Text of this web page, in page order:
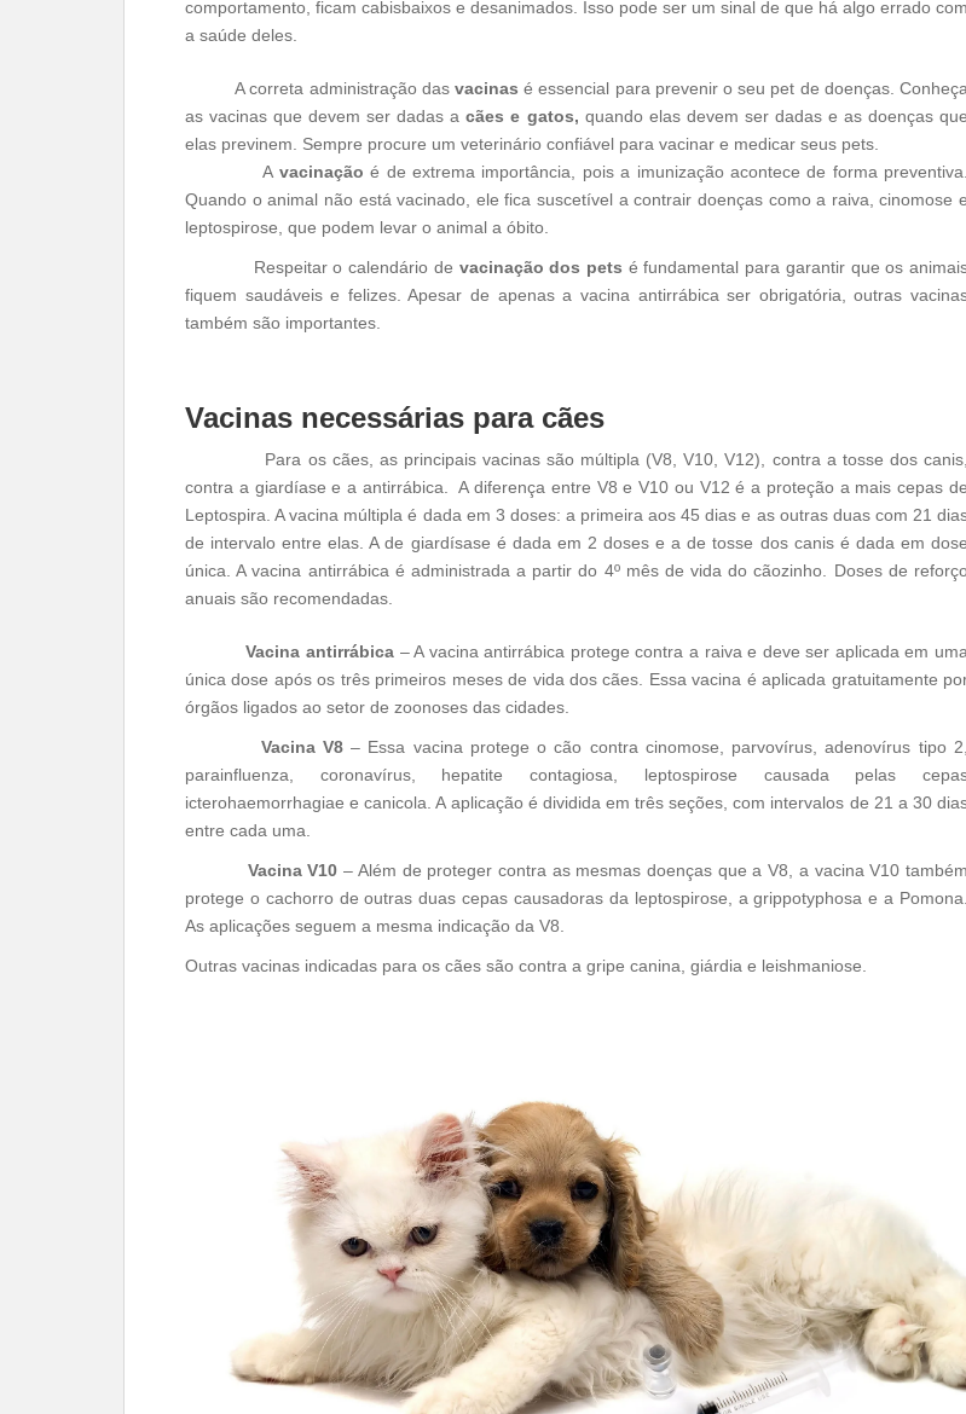
comportamento, ficam cabisbaixos e desanimados. Isso pode ser um sinal de que há algo errado com
a saúde deles.
A correta administração dasvacinasé essencial para prevenir o seu pet de doenças. Conheça
as vacinas que devem ser dadas acães e gatos, quando elas devem ser dadas e as doenças que
elas previnem. Sempre procure um veterinário confiável para vacinar e medicar seus pets.
A vacinação é de extrema importância, pois a imunização acontece de forma preventiva.
Quando o animal não está vacinado, ele fica suscetível a contrair doenças como a raiva, cinomose e
leptospirose, que podem levar o animal a óbito.
Respeitar o calendário de vacinação dos pets é fundamental para garantir que os
fiquem saudáveis e felizes. Apesar de apenas a vacina antirrábica ser obrigatória, outras
também são importantes.
Vacinas necessárias para cães
Para os cães, as principais vacinas são múltipla (V8, V10, V12), contra a tosse dos canis,
contra a giardíase e a antirrábica. A diferença entre V8 e V10 ou V12 é a proteção a mais cepas de
Leptospira. A vacina múltipla é dada em 3 doses: a primeira aos 45 dias e as outras duas com 21
de intervalo entre elas. A de giardísase é dada em 2 doses e a de tosse dos canis é dada em dose
única. A vacina antirrábica é administrada a partir do 4º mês de vida do cãozinho. Doses de
anuais são recomendadas.
Vacina antirrábica– A vacina antirrábica protege contra a raiva e deve ser aplicada em uma
única dose após os três primeiros meses de vida dos cães. Essa vacina é aplicada gratuitamente
órgãos ligados ao setor de zoonoses das cidades.
Vacina V8– Essa vacina protege o cão contra cinomose, parvovírus, adenovírus tipo 2,
parainfluenza, coronavírus, hepatite contagiosa, leptospirose causada pelas
icterohaemorrhagiae e canicola. A aplicação é dividida em três seções, com intervalos de 21 a 30
entre cada uma.
Vacina V10 – Além de proteger contra as mesmas doenças que a V8, a vacina V10 também
protege o cachorro de outras duas cepas causadoras da leptospirose, a grippotyphosa e a Pomona.
As aplicações seguem a mesma indicação da V8.
Outras vacinas indicadas para os cães são contra a gripe canina, giárdia e leishmaniose.